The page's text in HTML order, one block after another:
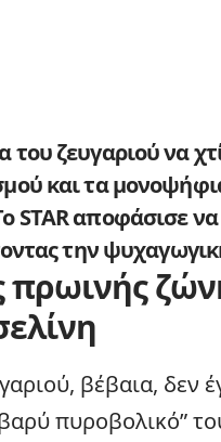
ζευγαριού να
και τα
STAR αποφάσισε
την
πρωινής
βέβαια, δεν
πυροβολικό”